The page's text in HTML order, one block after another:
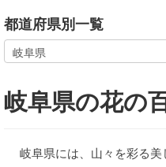
都道府県別一覧
岐阜県の花の
岐阜県には、山々を彩る美